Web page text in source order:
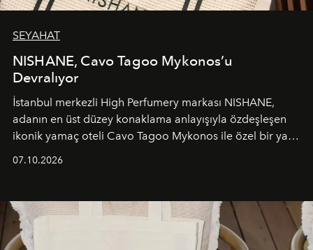
SEYAHAT
NISHANE, Cavo Tagoo Mykonos’u
Devralıyor
İstanbul merkezli High Perfumery markası NISHANE,
adanın en üst düzey konaklama anlayışıyla özdeşleşen
ikonik yamaç oteli Cavo Tagoo Mykonos ile özel bir yaz
buluşturarak markanın Cavo Tagoo’daki varlığını
sürükleyici ve mevsime özel bir deneyime dönüştürüyor.
07.10.2026